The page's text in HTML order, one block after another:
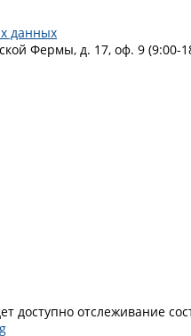
данных
Фермы, д. 17, оф. 9 (9:00-
доступно отслеживание